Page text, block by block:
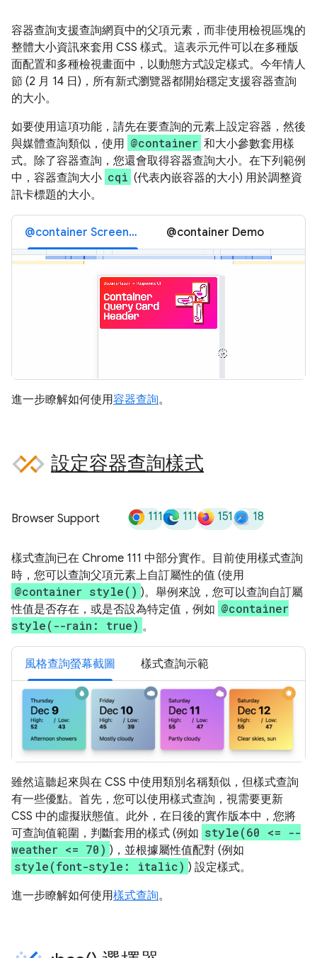
容器查詢支援查詢網頁中的父項元素，而非使用檢視區塊的
整體大小資訊來套用 CSS 樣式。這表示元件可以在多種版
面配置和多種檢視畫面中，以動態方式設定樣式。今年情人
節 (2 月 14 日)，所有新式瀏覽器都開始穩定支援容器查詢
的大小。
如要使用這項功能，請先在要查詢的元素上設定容器，然後
與媒體查詢類似，使用 @container 和大小參數套用樣
式。除了容器查詢，您還會取得容器查詢大小。在下列範例
中，容器查詢大小 cqi (代表內嵌容器的大小) 用於調整資
訊卡標題的大小。
@container Screencast @container Demo
進一步瞭解如何使用容器查詢。
設定容器查詢樣式
Browser Support 111 111 151 18
樣式查詢已在 Chrome 111 中部分實作。目前使用樣式查詢
時，您可以查詢父項元素上自訂屬性的值 (使用
@container style() )。舉例來說，您可以查詢自訂屬
性值是否存在，或是否設為特定值，例如 @container
style(--rain: true) 。
風格查詢螢幕截圖 樣式查詢示範
雖然這聽起來與在 CSS 中使用類別名稱類似，但樣式查詢
有一些優點。首先，您可以使用樣式查詢，視需要更新
CSS 中的虛擬狀態值。此外，在日後的實作版本中，您將
可查詢值範圍，判斷套用的樣式 (例如 style(60 <= --
weather <= 70) )，並根據屬性值配對 (例如
style(font-style: italic) ) 設定樣式。
進一步瞭解如何使用樣式查詢。